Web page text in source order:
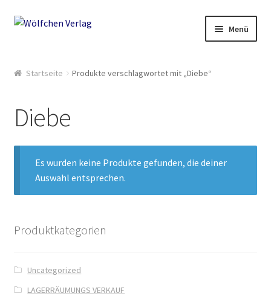
Zur
Springe
Menü
AGB
Ausschreibung Erotik-Furry-Artbook
Startseite Produkte verschlagwortet mit „Diebe“
Diebe
Es wurden keine Produkte gefunden, die deiner
Auswahl entsprechen.
Produktkategorien
Uncategorized
LAGERRÄUMUNGS VERKAUF